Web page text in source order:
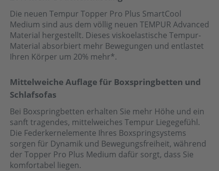
Die neuen Tempur Topper Pro Plus SmartCool
Medium sind aus dem völlig neuen TEMPUR Advanced
Material hergestellt. Dieses viskoelastische Tempur-
Material absorbiert mehr Bewegungen und entlastet
Ihren Körper um 20% mehr*.
Mittelweiche Auflage für Boxspringbetten und
Schlafsofas
Bei Boxspringbetten erhalten Sie mehr Höhe und ein
sanft tragendes, mittelweiches Tempur Liegegefühl.
Die Federkernelemente Ihres Boxspringsystems
sorgen für Dynamik und Bewegungsfreiheit, während
der Topper Pro Plus Medium dafür sorgt, dass Sie
komfortabel liegen.